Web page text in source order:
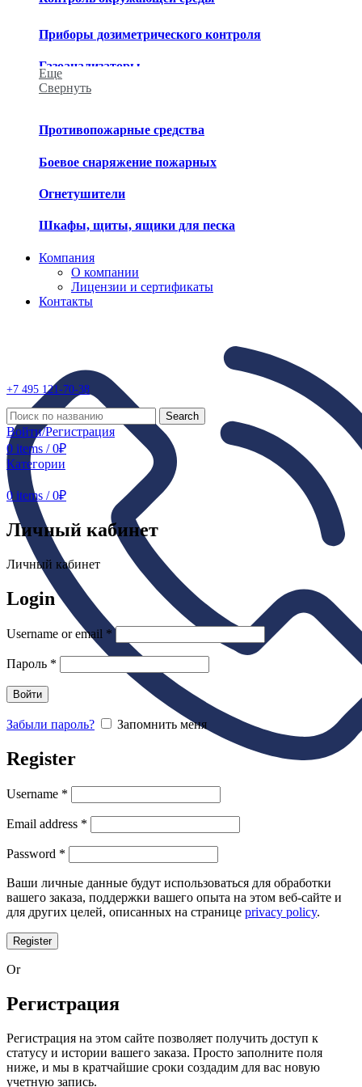
Приборы дозиметрического контроля
Газоанализаторы
Приборы химического контроля
Приборы метеорологического контроля
Средства обеззараживания
Еще
Свернуть
Противопожарные средства
Боевое снаряжение пожарных
Огнетушители
Шкафы, щиты, ящики для песка
Компания
О компании
Лицензии и сертификаты
Контакты
+7 495 121-70-38
Search
Войти/Регистрация
0 items / 0₽
Категории
0 items / 0₽
Личный кабинет
Личный кабинет
Login
Username or email *
Пароль *
Войти
Забыли пароль? Запомнить меня
Register
Username *
Email address *
Password *
Ваши личные данные будут использоваться для обработки
вашего заказа, поддержки вашего опыта на этом веб-сайте и
для других целей, описанных на странице privacy policy.
Register
Or
Регистрация
Регистрация на этом сайте позволяет получить доступ к
статусу и истории вашего заказа. Просто заполните поля
ниже, и мы в кратчайшие сроки создадим для вас новую
учетную запись.